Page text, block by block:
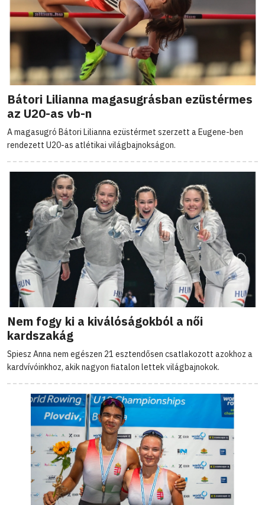
Bátori Lilianna magasugrásban ezüstérmes
az U20-as vb-n
A magasugró Bátori Lilianna ezüstérmet szerzett a Eugene-ben
rendezett U20-as atlétikai világbajnokságon.
Nem fogy ki a kiválóságokból a női
kardszakág
Spiesz Anna nem egészen 21 esztendősen csatlakozott azokhoz a
kardvívóinkhoz, akik nagyon fiatalon lettek világbajnokok.